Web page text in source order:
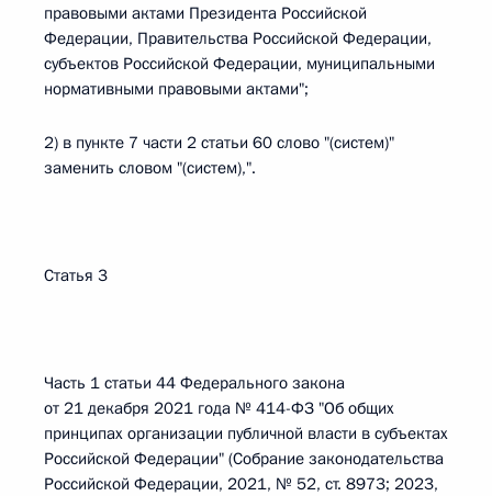
правовыми актами Президента Российской
Федерации, Правительства Российской Федерации,
субъектов Российской Федерации, муниципальными
нормативными правовыми актами";
2) в пункте 7 части 2 статьи 60 слово "(систем)"
заменить словом "(систем),".
Статья 3
Часть 1 статьи 44 Федерального закона
от 21 декабря 2021 года № 414-ФЗ "Об общих
принципах организации публичной власти в субъектах
Российской Федерации" (Собрание законодательства
Российской Федерации, 2021, № 52, ст. 8973; 2023,